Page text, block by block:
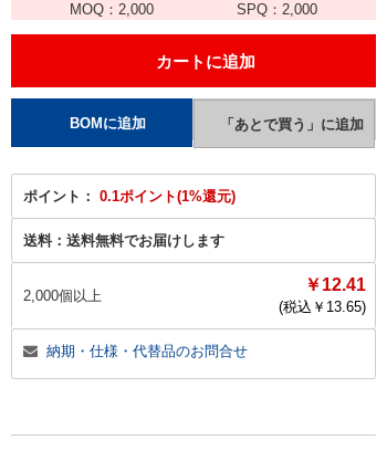
MOQ： 2,000 SPQ：2,000
ポイント： 0.1ポイント(1%還元)
送料： 送料無料でお届けします
2,000個以上
￥12.41
(税込￥ 13.65)
納期・仕様・代替品のお問合せ